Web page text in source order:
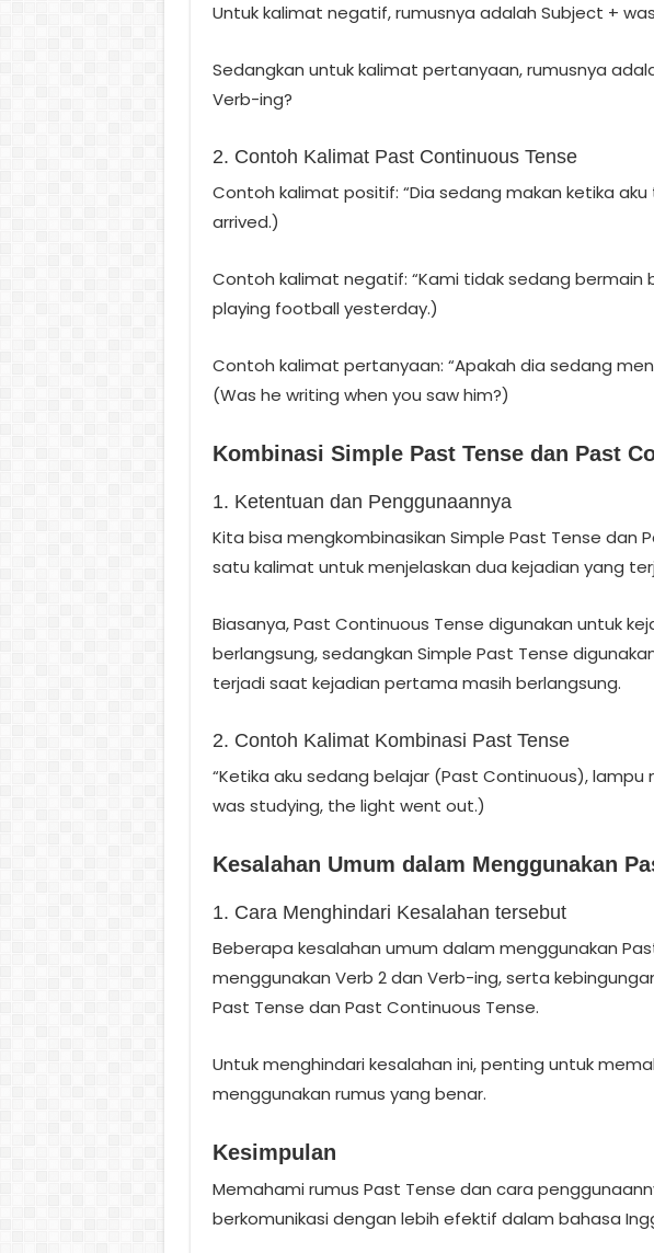
Untuk kalimat negatif, rumusnya adalah Subject +
Sedangkan untuk kalimat pertanyaan, rumusnya
Verb-ing?
2. Contoh Kalimat Past Continuous Tense
Contoh kalimat positif: “Dia sedang makan ketika aku
arrived.)
Contoh kalimat negatif: “Kami tidak sedang bermain
playing football yesterday.)
Contoh kalimat pertanyaan: “Apakah dia sedang
(Was he writing when you saw him?)
Kombinasi Simple Past Tense dan Past
1. Ketentuan dan Penggunaannya
Kita bisa mengkombinasikan Simple Past Tense dan
satu kalimat untuk menjelaskan dua kejadian yang
Biasanya, Past Continuous Tense digunakan untuk
berlangsung, sedangkan Simple Past Tense
terjadi saat kejadian pertama masih berlangsung.
2. Contoh Kalimat Kombinasi Past Tense
“Ketika aku sedang belajar (Past Continuous), lampu
was studying, the light went out.)
Kesalahan Umum dalam Menggunakan
1. Cara Menghindari Kesalahan tersebut
Beberapa kesalahan umum dalam menggunakan
menggunakan Verb 2 dan Verb-ing, serta
Past Tense dan Past Continuous Tense.
Untuk menghindari kesalahan ini, penting untuk
menggunakan rumus yang benar.
Kesimpulan
Memahami rumus Past Tense dan cara
berkomunikasi dengan lebih efektif dalam bahasa